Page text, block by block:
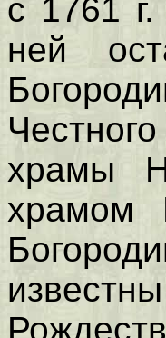
с 1761
ней
храмы
храмом